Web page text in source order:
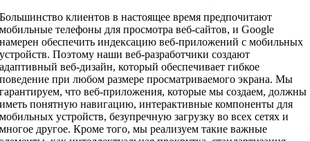
Большинство клиентов в настоящее время предпочитают
мобильные телефоны для просмотра веб-сайтов, и Google
намерен обеспечить индексацию веб-приложений с мобильных
устройств. Поэтому наши веб-разработчики создают
адаптивный веб-дизайн, который обеспечивает гибкое
поведение при любом размере просматриваемого экрана. Мы
гарантируем, что веб-приложения, которые мы создаем, должны
иметь понятную навигацию, интерактивные компоненты для
мобильных устройств, безупречную загрузку во всех сетях и
многое другое. Кроме того, мы реализуем такие важные